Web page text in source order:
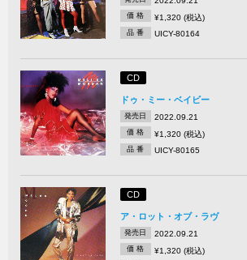
価 格 ¥1,320 (税込)
品 番 UICY-80164
CD
ドゥ・ミー・ベイビー
発売日 2022.09.21
価 格 ¥1,320 (税込)
品 番 UICY-80165
CD
ア・ロット・オブ・ラヴ
発売日 2022.09.21
価 格 ¥1,320 (税込)